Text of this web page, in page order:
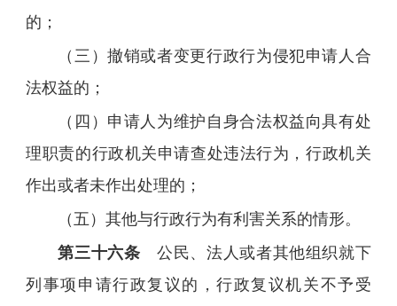
的；
（三）撤销或者变更行政行为侵犯申请人合
法权益的；
（四）申请人为维护自身合法权益向具有处
理职责的行政机关申请查处违法行为，行政机关
作出或者未作出处理的；
（五）其他与行政行为有利害关系的情形。
第三十六条 公民、法人或者其他组织就下
列事项申请行政复议的，行政复议机关不予受